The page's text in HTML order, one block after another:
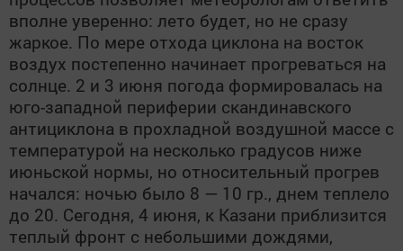
вполне уверенно: лето будет, но не сразу
жаркое. По мере отхода циклона на восток
воздух постепенно начинает прогреваться на
солнце. 2 и 3 июня погода формировалась на
юго-западной периферии скандинавского
антициклона в прохладной воздушной массе с
температурой на несколько градусов ниже
июньской нормы, но относительный прогрев
начался: ночью было 8 — 10 гр., днем теплело
до 20. Сегодня, 4 июня, к Казани приблизится
теплый фронт с небольшими дождями,